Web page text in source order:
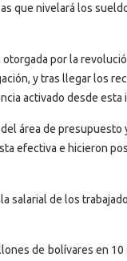
que nivelará los
por la
y tras llegar los
activado desde esta
área de
efectiva e hicieron
salarial de los
de bolívares en